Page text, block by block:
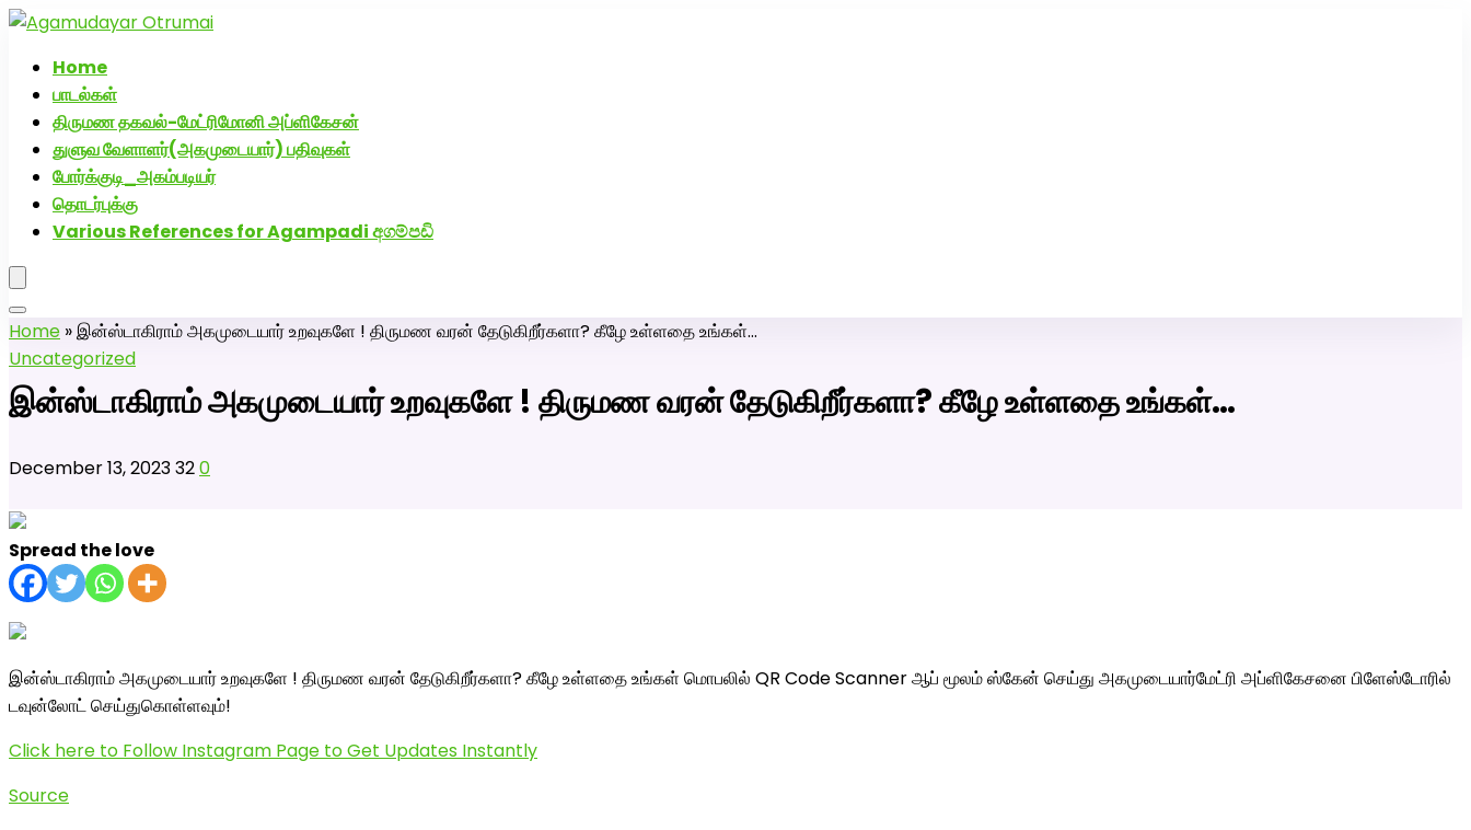
Home
பாடல்கள்
திருமண தகவல்-மேட்ரிமோனி அப்ளிகேசன்
துளுவ வேளாளர்(அகமுடையார்) பதிவுகள்
போர்க்குடி_அகம்படியர்
தொடர்புக்கு
Various References for Agampadi අගම්පඩි
Home »இன்ஸ்டாகிராம் அகமுடையார் உறவுகளே ! திருமண வரன் தேடுகிறீர்களா? கீழே உள்ளதை உங்கள்…
Uncategorized
இன்ஸ்டாகிராம் அகமுடையார் உறவுகளே ! திருமண வரன் தேடுகிறீர்களா? கீழே உள்ளதை உங்கள்…
December 13, 2023320
Spread the love
இன்ஸ்டாகிராம் அகமுடையார் உறவுகளே ! திருமண வரன் தேடுகிறீர்களா? கீழே உள்ளதை உங்கள் மொபலில் QR Code Scanner ஆப் மூலம் ஸ்கேன் செய்து அகமுடையார்மேட்ரி அப்ளிகேசனை பிளேஸ்டோரில்
டவுன்லோட் செய்துகொள்ளவும்!
Click here to Follow Instagram Page to Get Updates Instantly
Source
அகமுடையார் திருமண வரன்களுக்கு அகமுடையார்மேட்ரி-பெண் வீட்டாருக்கு 100% இலவச திருமண சேவை! வாட்ஸப் எண்: